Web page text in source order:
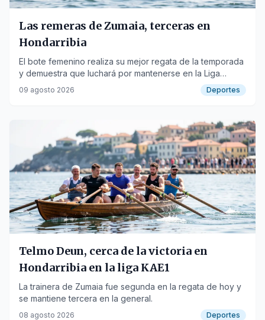
Las remeras de Zumaia, terceras en
Hondarribia
El bote femenino realiza su mejor regata de la temporada
y demuestra que luchará por mantenerse en la Liga
Euskotren.
09 agosto 2026 Deportes
Telmo Deun, cerca de la victoria en
Hondarribia en la liga KAE1
La trainera de Zumaia fue segunda en la regata de hoy y
se mantiene tercera en la general.
08 agosto 2026 Deportes